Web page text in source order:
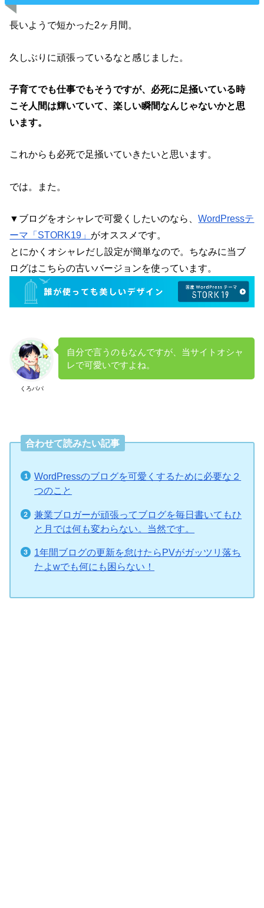
長いようで短かった2ヶ月間。
久しぶりに頑張っているなと感じました。
子育てでも仕事でもそうですが、必死に足掻いている時
こそ人間は輝いていて、楽しい瞬間なんじゃないかと思
います。
これからも必死で足掻いていきたいと思います。
では。また。
▼ブログをオシャレで可愛くしたいのなら、WordPressテ
ーマ「STORK19」 がオススメです。
とにかくオシャレだし設定が簡単なので。ちなみに当ブ
ログはこちらの古いバージョンを使っています。
くろパパ
自分で言うのもなんですが、当サイトオシャ
レで可愛いですよね。
合わせて読みたい記事
WordPressのブログを可愛くするために必要な２
つのこと
兼業ブロガーが頑張ってブログを毎日書いてもひ
と月では何も変わらない。当然です。
1年間ブログの更新を怠けたらPVがガッツリ落ち
たよwでも何にも困らない！